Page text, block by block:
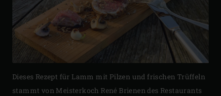
Dieses Rezept für Lamm mit Pilzen und frischen Trüffeln
stammt von Meisterkoch René Brienen des Restaurants